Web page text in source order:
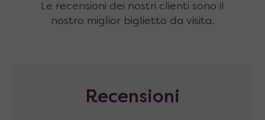
Le recensioni dei nostri clienti sono il
nostro miglior biglietto da visita.
Recensioni